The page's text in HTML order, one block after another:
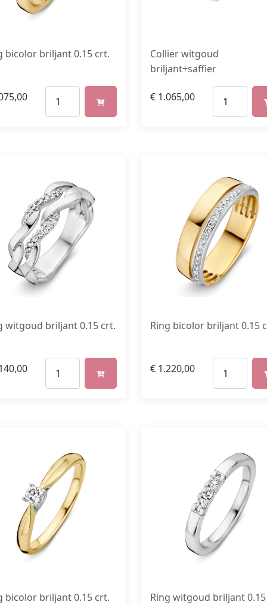
bicolor briljant 0.15 crt.
Collier witgoud
briljant+saffier
€1.065,00
witgoud briljant 0.15 crt. Ring bicolor briljant 0.15
€1.220,00
bicolor briljant 0.15 crt. Ring witgoud briljant